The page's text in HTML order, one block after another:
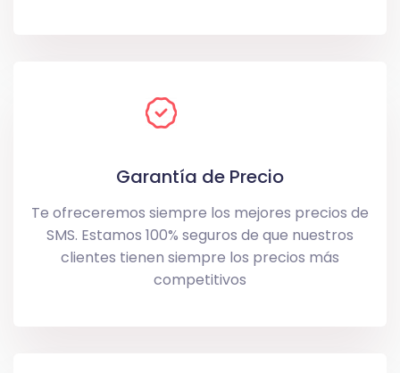
Garantía de Precio
Te ofreceremos siempre los mejores precios de
SMS. Estamos 100% seguros de que nuestros
clientes tienen siempre los precios más
competitivos